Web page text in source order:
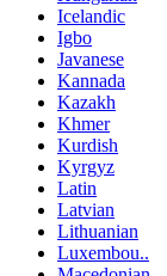
Icelandic
Igbo
Javanese
Kannada
Kazakh
Khmer
Kurdish
Kyrgyz
Latin
Latvian
Lithuanian
Luxembou..